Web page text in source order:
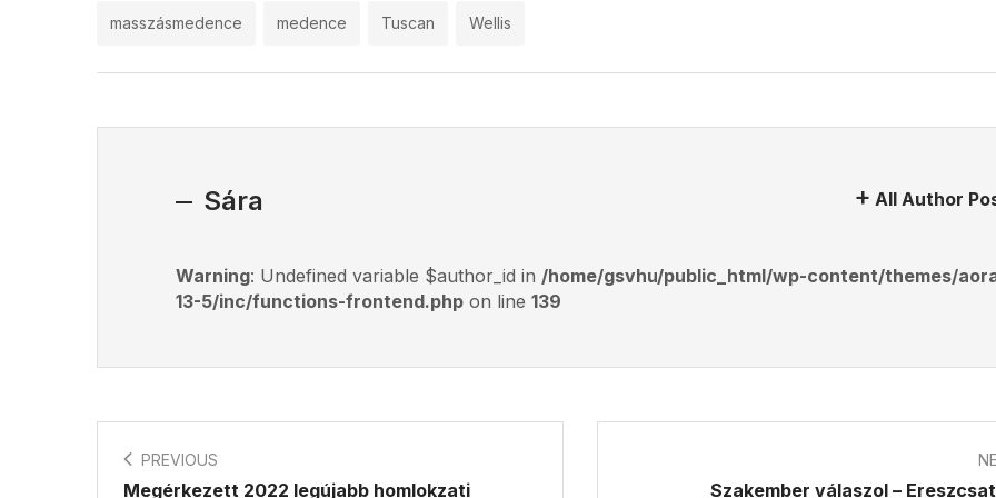
masszásmedence medence Tuscan Wellis
Sára All Author
Warning: Undefined variable $author_id in /home/gsvhu/public_html/wp-content/themes/
13-5/inc/functions-frontend.php on line 139
PREVIOUS
Megérkezett 2022 legújabb homlokzati Szakember válaszol –